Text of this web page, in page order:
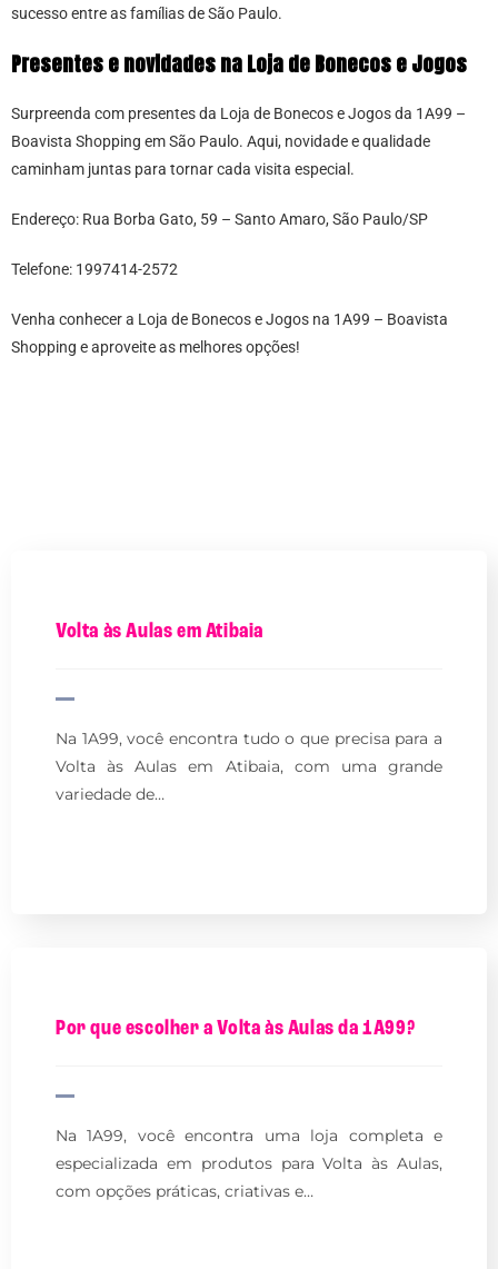
sucesso entre as famílias de São Paulo.
Presentes e novidades na Loja de Bonecos e Jogos
Surpreenda com presentes da Loja de Bonecos e Jogos da 1A99 –
Boavista Shopping em São Paulo. Aqui, novidade e qualidade
caminham juntas para tornar cada visita especial.
Endereço: Rua Borba Gato, 59 – Santo Amaro, São Paulo/SP
Telefone: 1997414-2572
Venha conhecer a Loja de Bonecos e Jogos na 1A99 – Boavista
Shopping e aproveite as melhores opções!
Volta às Aulas em Atibaia
Na 1A99, você encontra tudo o que precisa para a
Volta às Aulas em Atibaia, com uma grande
variedade de…
Por que escolher a Volta às Aulas da 1A99?
Na 1A99, você encontra uma loja completa e
especializada em produtos para Volta às Aulas,
com opções práticas, criativas e…